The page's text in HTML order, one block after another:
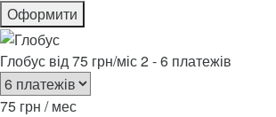
Оформити
Глобус від 75 грн/міс2 - 6 платежів
75 грн / мес